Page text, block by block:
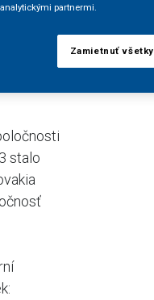
stalo
partnermi.
Zamietnuť všetky